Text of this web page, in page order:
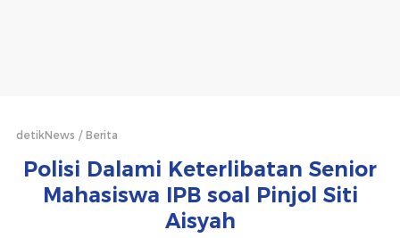
detikNews Berita
Polisi Dalami Keterlibatan Senior
Mahasiswa IPB soal Pinjol Siti
Aisyah